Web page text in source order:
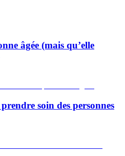
âgée (mais qu’elle
soin des personnes